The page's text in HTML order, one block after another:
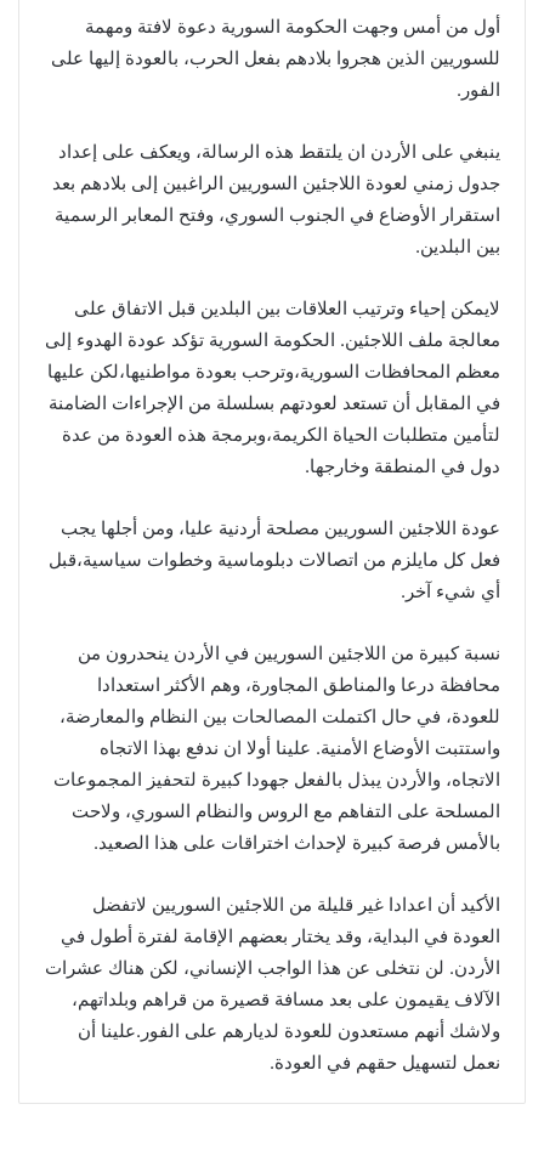
أول من أمس وجهت الحكومة السورية دعوة لافتة ومهمة
للسوريين الذين هجروا بلادهم بفعل الحرب، بالعودة إليها على
الفور.
ينبغي على الأردن ان يلتقط هذه الرسالة، ويعكف على إعداد
جدول زمني لعودة اللاجئين السوريين الراغبين إلى بلادهم بعد
استقرار الأوضاع في الجنوب السوري، وفتح المعابر الرسمية
بين البلدين.
لايمكن إحياء وترتيب العلاقات بين البلدين قبل الاتفاق على
معالجة ملف اللاجئين. الحكومة السورية تؤكد عودة الهدوء إلى
معظم المحافظات السورية،وترحب بعودة مواطنيها،لكن عليها
في المقابل أن تستعد لعودتهم بسلسلة من الإجراءات الضامنة
لتأمين متطلبات الحياة الكريمة،وبرمجة هذه العودة من عدة
دول في المنطقة وخارجها.
عودة اللاجئين السوريين مصلحة أردنية عليا، ومن أجلها يجب
فعل كل مايلزم من اتصالات دبلوماسية وخطوات سياسية،قبل
أي شيء آخر.
نسبة كبيرة من اللاجئين السوريين في الأردن ينحدرون من
محافظة درعا والمناطق المجاورة، وهم الأكثر استعدادا
للعودة، في حال اكتملت المصالحات بين النظام والمعارضة،
واستتبت الأوضاع الأمنية. علينا أولا ان ندفع بهذا الاتجاه
الاتجاه، والأردن يبذل بالفعل جهودا كبيرة لتحفيز المجموعات
المسلحة على التفاهم مع الروس والنظام السوري، ولاحت
بالأمس فرصة كبيرة لإحداث اختراقات على هذا الصعيد.
الأكيد أن اعدادا غير قليلة من اللاجئين السوريين لاتفضل
العودة في البداية، وقد يختار بعضهم الإقامة لفترة أطول في
الأردن. لن نتخلى عن هذا الواجب الإنساني، لكن هناك عشرات
الآلاف يقيمون على بعد مسافة قصيرة من قراهم وبلداتهم،
ولاشك أنهم مستعدون للعودة لديارهم على الفور.علينا أن
نعمل لتسهيل حقهم في العودة.